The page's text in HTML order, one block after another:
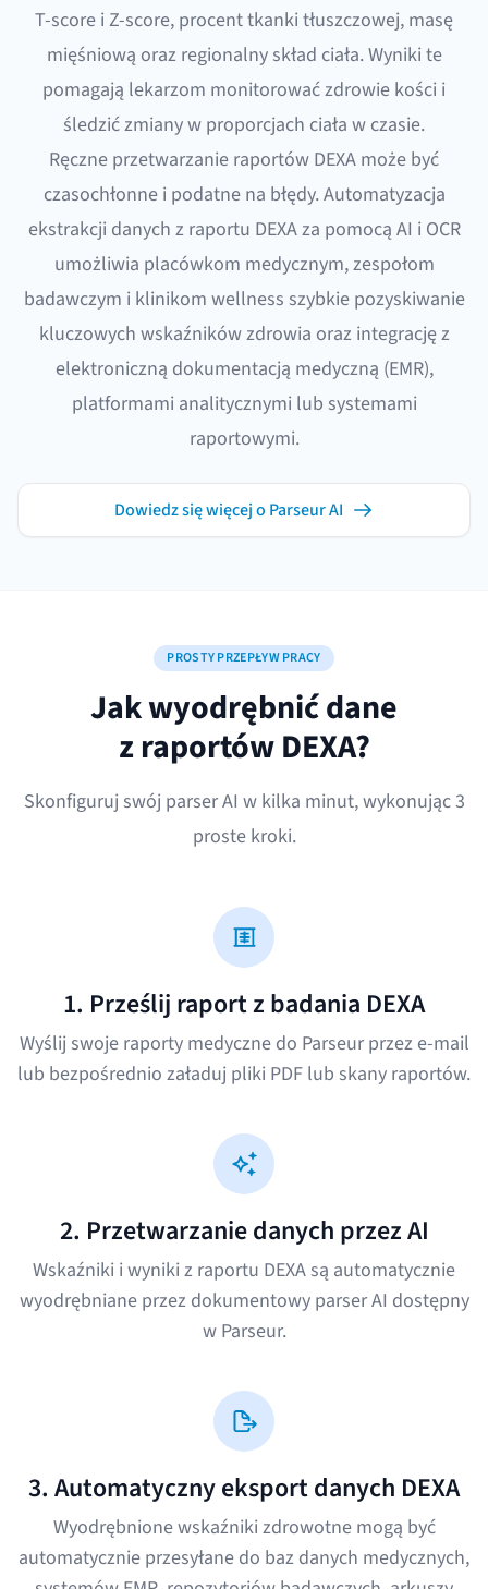
T-score i Z-score, procent tkanki tłuszczowej, masę
mięśniową oraz regionalny skład ciała. Wyniki te
pomagają lekarzom monitorować zdrowie kości i
śledzić zmiany w proporcjach ciała w czasie.
Ręczne przetwarzanie raportów DEXA może być
czasochłonne i podatne na błędy. Automatyzacja
ekstrakcji danych z raportu DEXA za pomocą AI i OCR
umożliwia placówkom medycznym, zespołom
badawczym i klinikom wellness szybkie pozyskiwanie
kluczowych wskaźników zdrowia oraz integrację z
elektroniczną dokumentacją medyczną (EMR),
platformami analitycznymi lub systemami
raportowymi.
Dowiedz się więcej o Parseur AI
PROSTY PRZEPŁYW PRACY
Jak wyodrębnić dane
z raportów DEXA?
Skonfiguruj swój parser AI w kilka minut, wykonując 3
proste kroki.
1. Prześlij raport z badania DEXA
Wyślij swoje raporty medyczne do Parseur przez e-mail
lub bezpośrednio załaduj pliki PDF lub skany raportów.
2. Przetwarzanie danych przez AI
Wskaźniki i wyniki z raportu DEXA są automatycznie
wyodrębniane przez dokumentowy parser AI dostępny
w Parseur.
3. Automatyczny eksport danych DEXA
Wyodrębnione wskaźniki zdrowotne mogą być
automatycznie przesyłane do baz danych medycznych,